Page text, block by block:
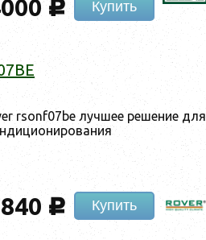
c Купить
rsonf07be луч­шее ре­шение для
c Купить